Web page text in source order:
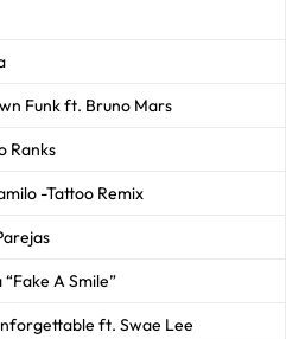
Funk ft. Bruno Mars
Ranks
-Tattoo Remix
A Smile”
ft. Swae Lee